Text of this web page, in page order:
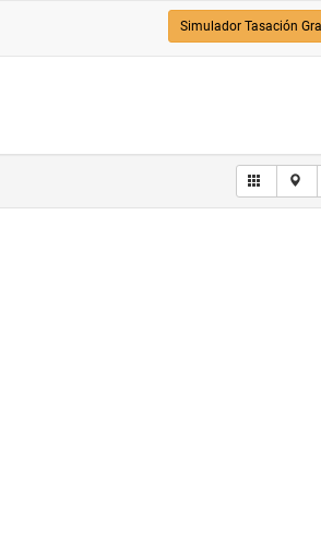
Simulador Tasación